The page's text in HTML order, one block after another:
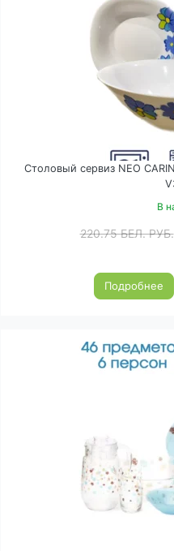
Столовый сервиз NEO
В
220.75БЕЛ. РУБ.
Подробнее